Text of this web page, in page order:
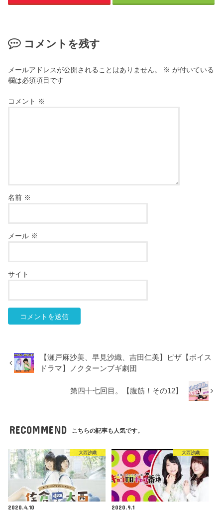
コメントを残す
メールアドレスが公開されることはありません。 ※ が付いている
欄は必須項目です
コメント ※
名前 ※
メール ※
サイト
【瀬戸麻沙美、早見沙織、吉田仁美】ピザ【ボイス
ドラマ】ノクターンブギ劇団
第四十七回目。【腹筋！その12】
RECOMMEND こちらの記事も人気です。
大西沙織
2020.4.10
大西沙織
2020.9.1